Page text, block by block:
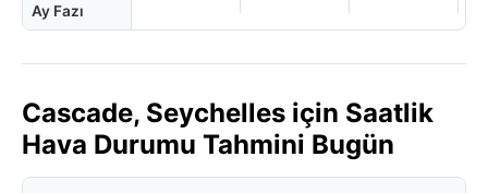
Ay Fazı
Cascade, Seychelles için Saatlik
Hava Durumu Tahmini Bugün